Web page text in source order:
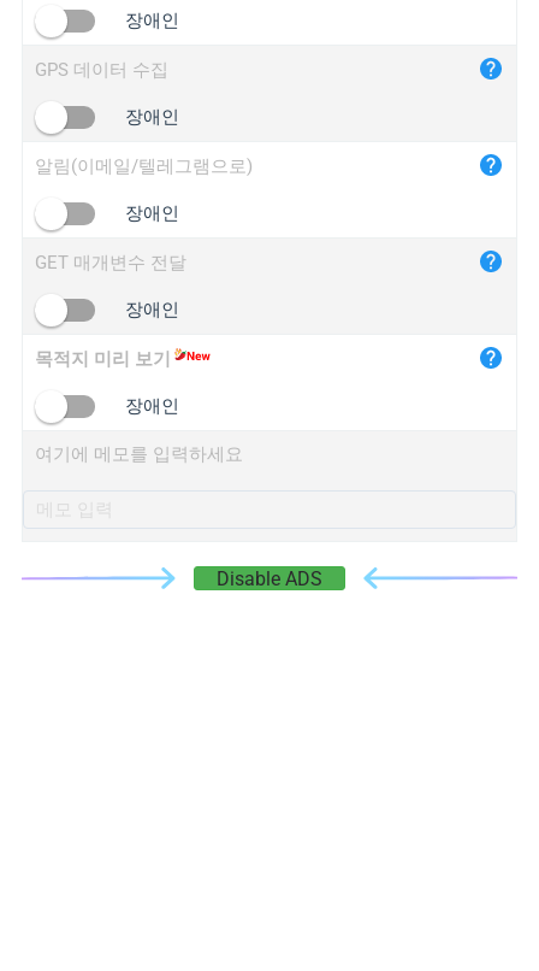
iplogger.info
iplogger.cn
장애인
GPS 데이터 수집
장애인
알림(이메일/텔레그램으로)
장애인
GET 매개변수 전달
장애인
목적지 미리 보기
장애인
여기에 메모를 입력하세요
Disable ADS